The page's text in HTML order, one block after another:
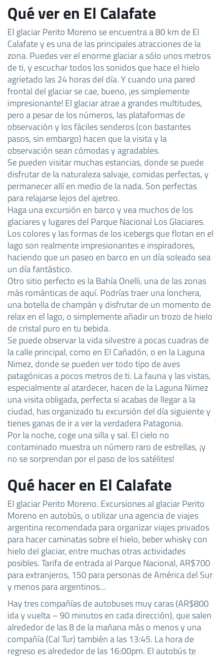
Qué ver en El Calafate
El glaciar Perito Moreno se encuentra a 80 km de El
Calafate y es una de las principales atracciones de la
zona. Puedes ver el enorme glaciar a sólo unos metros
de ti, y escuchar todos los sonidos que hace el hielo
agrietado las 24 horas del día. Y cuando una pared
frontal del glaciar se cae, bueno, ¡es simplemente
impresionante! El glaciar atrae a grandes multitudes,
pero a pesar de los números, las plataformas de
observación y los fáciles senderos (con bastantes
pasos, sin embargo) hacen que la visita y la
observación sean cómodas y agradables.
Se pueden visitar muchas estancias, donde se puede
disfrutar de la naturaleza salvaje, comidas perfectas, y
permanecer allí en medio de la nada. Son perfectas
para relajarse lejos del ajetreo.
Haga una excursión en barco y vea muchos de los
glaciares y lugares del Parque Nacional Los Glaciares.
Los colores y las formas de los icebergs que flotan en el
lago son realmente impresionantes e inspiradores,
haciendo que un paseo en barco en un día soleado sea
un día fantástico.
Otro sitio perfecto es la Bahía Onelli, una de las zonas
más románticas de aquí. Podrías traer una lonchera,
una botella de champán y disfrutar de un momento de
relax en el lago, o simplemente añadir un trozo de hielo
de cristal puro en tu bebida.
Se puede observar la vida silvestre a pocas cuadras de
la calle principal, como en El Cañadón, o en la Laguna
Nimez, donde se pueden ver todo tipo de aves
patagónicas a pocos metros de ti. La fauna y las vistas,
especialmente al atardecer, hacen de la Laguna Nimez
una visita obligada, perfecta si acabas de llegar a la
ciudad, has organizado tu excursión del día siguiente y
tienes ganas de ir a ver la verdadera Patagonia.
Por la noche, coge una silla y sal. El cielo no
contaminado muestra un número raro de estrellas, ¡y
no se sorprendan por el paso de los satélites!
Qué hacer en El Calafate
El glaciar Perito Moreno. Excursiones al glaciar Perito
Moreno en autobús, o utilizar una agencia de viajes
argentina recomendada para organizar viajes privados
para hacer caminatas sobre el hielo, beber whisky con
hielo del glaciar, entre muchas otras actividades
posibles. Tarifa de entrada al Parque Nacional, AR$700
para extranjeros, 150 para personas de América del Sur
y menos para argentinos…
Hay tres compañías de autobuses muy caras (AR$800
ida y vuelta – 90 minutos en cada dirección), que salen
alrededor de las 8 de la mañana más o menos y una
compañía (Cal Tur) también a las 13:45. La hora de
regreso es alrededor de las 16:00pm. El autobús te